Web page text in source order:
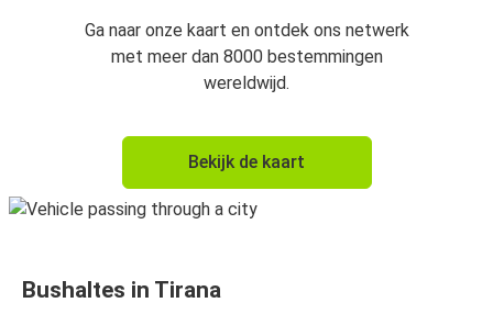
Budva
Ga naar onze kaart en ontdek ons netwerk
met meer dan 8000 bestemmingen
wereldwijd.
Bekijk de kaart
Bushaltes in Tirana